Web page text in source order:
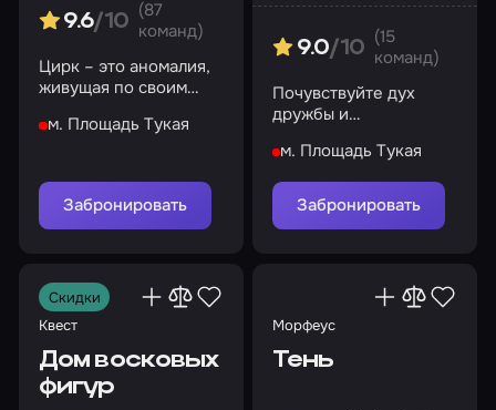
9.6/10
(87
команд)
Цирк – это аномалия,
живущая по своим
участник сего
м. Площадь Тукая
Забронировать
9.0/10
(15
команд)
Почувствуйте дух
дружбы и
начнется игра!
м. Площадь Тукая
Забронировать
Скидки
Квест
Дом восковых
фигур
Морфеус
Тень